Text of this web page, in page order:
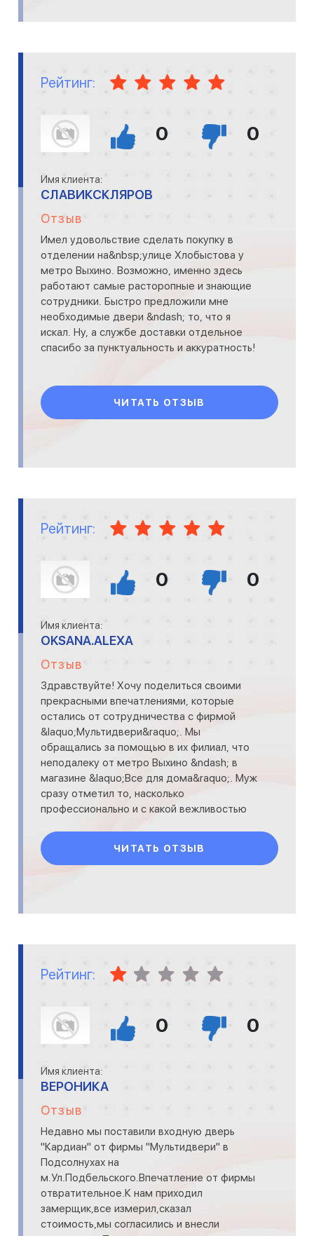
Рейтинг:
0 0
Имя клиента:
СЛАВИКСКЛЯРОВ
Отзыв
Имел удовольствие сделать покупку в
отделении на&nbsp;улице Хлобыстова у
метро Выхино. Возможно, именно здесь
работают самые расторопные и знающие
сотрудники. Быстро предложили мне
необходимые двери &ndash; то, что я
искал. Ну, а службе доставки отдельное
спасибо за пунктуальность и аккуратность!
ЧИТАТЬ ОТЗЫВ
Рейтинг:
0 0
Имя клиента:
OKSANA.ALEXA
Отзыв
Здравствуйте! Хочу поделиться своими
прекрасными впечатлениями, которые
остались от сотрудничества с фирмой
&laquo;Мультидвери&raquo;. Мы
обращались за помощью в их филиал, что
неподалеку от метро Выхино &ndash; в
магазине &laquo;Все для дома&raquo;. Муж
сразу отметил то, насколько
профессионально и с какой вежливостью
менеджеры. Мы выбр
ЧИТАТЬ ОТЗЫВ
Рейтинг:
0 0
Имя клиента:
ВЕРОНИКА
Отзыв
Недавно мы поставили входную дверь
"Кардиан" от фирмы "Мультидвери" в
Подсолнухах на
м.Ул.Подбельского.Впечатление от фирмы
отвратительное.К нам приходил
замерщик,все измерил,сказал
стоимость,мы согласились и внесли